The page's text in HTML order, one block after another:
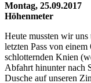
Montag,
Höhenmeter
Heute mussten wir
letzten Pass von
schlotternden Knien
Abfahrt hinunter nach
Dusche auf unseren